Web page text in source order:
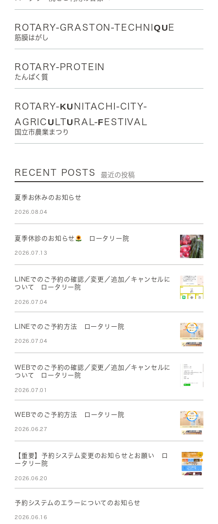
ROTARY-GRASTON-TECHNIQUE
筋膜はがし
ROTARY-PROTEIN
たんぱく質
ROTARY-KUNITACHI-CITY-
AGRICULTURAL-FESTIVAL
国立市農業まつり
RECENT POSTS 最近の投稿
夏季お休みのお知らせ
2026.08.04
夏季休診のお知らせ ロータリー院
2026.07.13
LINEでのご予約の確認／変更／追加／キャンセルに
ついて ロータリー院
2026.07.04
LINEでのご予約方法 ロータリー院
2026.07.04
WEBでのご予約の確認／変更／追加／キャンセルに
ついて ロータリー院
2026.07.01
WEBでのご予約方法 ロータリー院
2026.06.27
【重要】予約システム変更のお知らせとお願い ロ
ータリー院
2026.06.20
予約システムのエラーについてのお知らせ
2026.06.16